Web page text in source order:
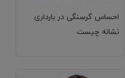
احساس گرسنگی در بارداری
نشانه چیست